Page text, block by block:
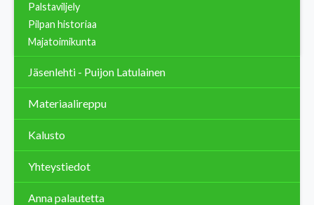
Palstaviljely
Pilpan historiaa
Majatoimikunta
Jäsenlehti - Puijon Latulainen
Materiaalireppu
Kalusto
Yhteystiedot
Anna palautetta